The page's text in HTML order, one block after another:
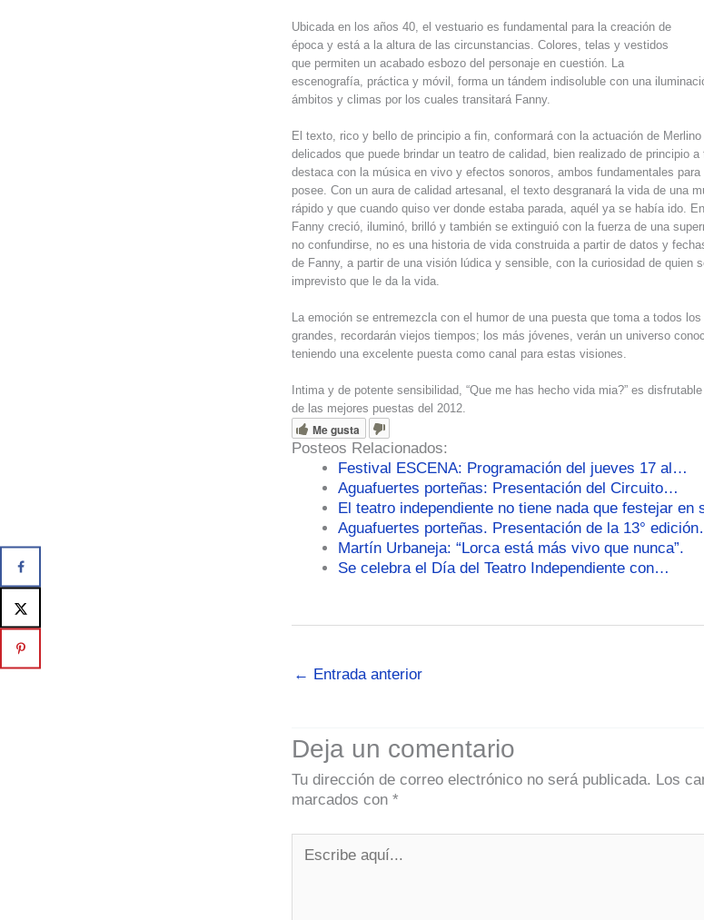
Ubicada en los años 40, el vestuario es fundamental para la creación de
época y está a la altura de las circunstancias. Colores, telas y vestidos
que permiten un acabado esbozo del personaje en cuestión. La
escenografía, práctica y móvil, forma un tándem indisoluble con una
ámbitos y climas por los cuales transitará Fanny.
El texto, rico y bello de principio a fin, conformará con la actuación de
delicados que puede brindar un teatro de calidad, bien realizado de principio
destaca con la música en vivo y efectos sonoros, ambos fundamentales
posee. Con un aura de calidad artesanal, el texto desgranará la vida de una
rápido y que cuando quiso ver donde estaba parada, aquél ya se había ido.
Fanny creció, iluminó, brilló y también se extinguió con la fuerza de una
no confundirse, no es una historia de vida construida a partir de datos y
de Fanny, a partir de una visión lúdica y sensible, con la curiosidad de quien
imprevisto que le da la vida.
La emoción se entremezcla con el humor de una puesta que toma a todos
grandes, recordarán viejos tiempos; los más jóvenes, verán un universo
teniendo una excelente puesta como canal para estas visiones.
Intima y de potente sensibilidad, “Que me has hecho vida mia?” es
de las mejores puestas del 2012.
Me gusta
Posteos Relacionados:
Festival ESCENA: Programación del jueves 17 al…
Aguafuertes porteñas: Presentación del Circuito…
El teatro independiente no tiene nada que festejar en
Aguafuertes porteñas. Presentación de la 13°
Martín Urbaneja: “Lorca está más vivo que nunca”.
Se celebra el Día del Teatro Independiente con…
← Entrada anterior
Deja un comentario
Tu dirección de correo electrónico no será publicada. Los
marcados con *
aquí...